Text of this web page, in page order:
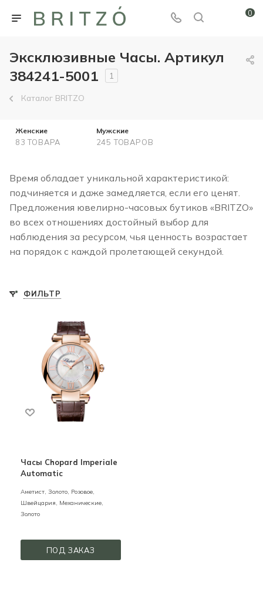
0
Эксклюзивные Часы. Артикул
384241-5001
1
Каталог BRITZO
Женские
83 ТОВАРА
Мужские
245 ТОВАРОВ
Время обладает уникальной характеристикой:
подчиняется и даже замедляется, если его ценят.
Предложения ювелирно-часовых бутиков «BRITZO»
во всех отношениях достойный выбор для
наблюдения за ресурсом, чья ценность возрастает
на порядок с каждой пролетающей секундой.
ФИЛЬТР
Часы Chopard Imperiale
Automatic
Аметист, Золото, Розовое,
Швейцария, Механические,
Золото
ПОД ЗАКАЗ